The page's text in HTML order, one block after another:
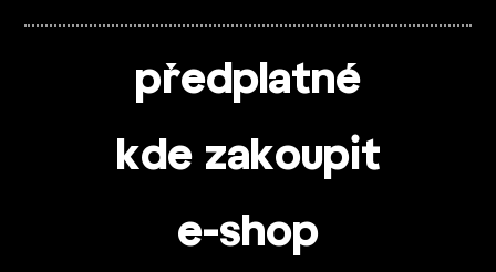
předplatné
kde zakoupit
e-shop